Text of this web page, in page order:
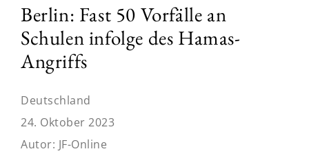
Berlin: Fast 50 Vorfälle an
Schulen infolge des Hamas-
Angriffs
Deutschland
24. Oktober 2023
Autor: JF-Online